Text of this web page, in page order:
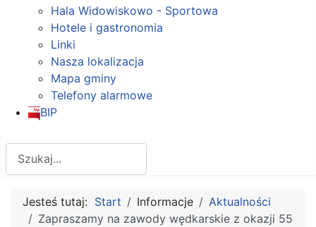
Hala Widowiskowo - Sportowa
Hotele i gastronomia
Linki
Nasza lokalizacja
Mapa gminy
Telefony alarmowe
BIP
Jesteś tutaj: Start Informacje
Aktualności
Zapraszamy na zawody wędkarskie z okazji 55